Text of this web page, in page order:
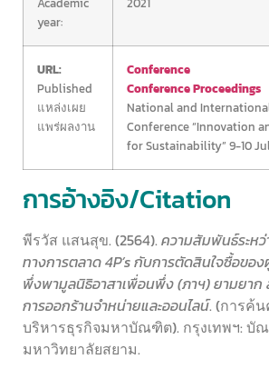
year:
URL:
Published
แหล่งเผย
แพร่ผลงาน
Conference
Conference Proceedings
National and
Conference “Innovation
for Sustainability” 9-10
การอ้างอิง/Citation
พีรวัส แสนสุข. (2564). ความสัมพันธ์ระห
ทางการตลาด 4P’s กับการตัดสินใจซื้อข
พึ่งพามูลนิธิอาสาเพื่อนพึ่ง (ภาฯ) ยามยาก
การออกร้านจำหน่ายและออนไลน์. (การค้
บริหารธุรกิจมหาบัณฑิต). กรุงเทพฯ: บั
มหาวิทยาลัยสยาม.